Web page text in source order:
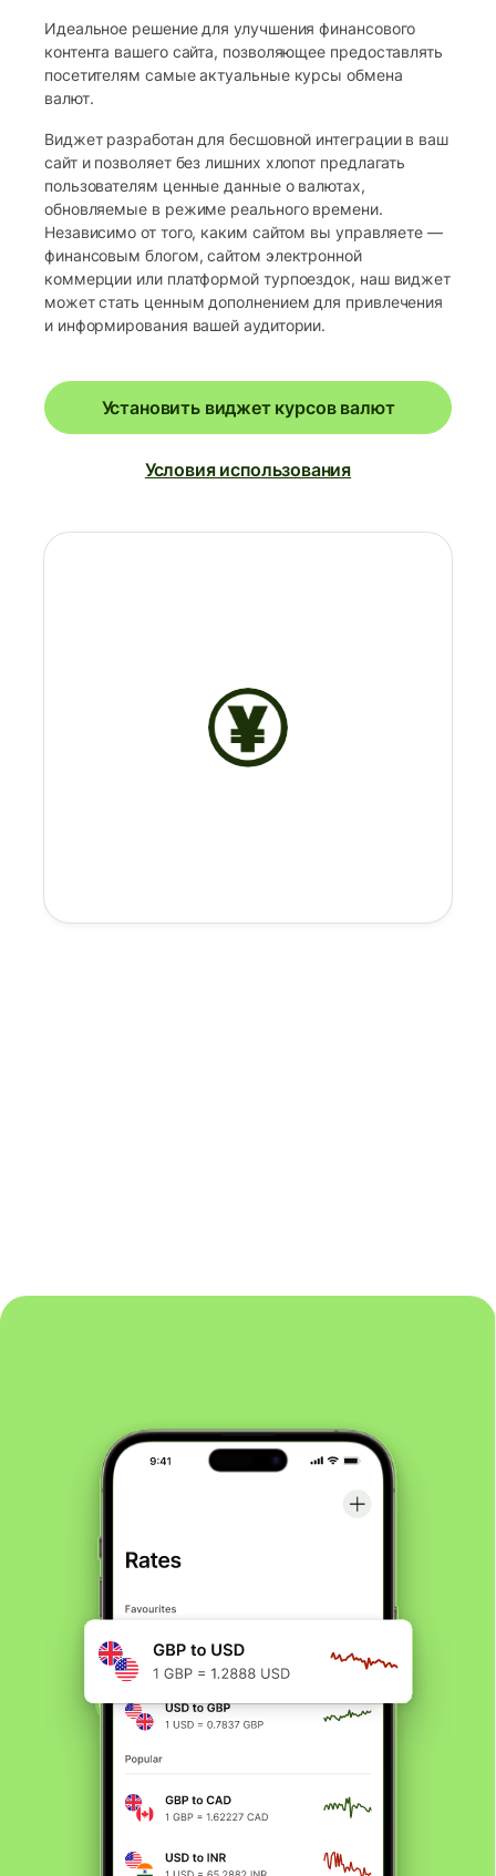
Идеальное решение для улучшения финансового
контента вашего сайта, позволяющее предоставлять
посетителям самые актуальные курсы обмена
валют.
Виджет разработан для бесшовной интеграции в ваш
сайт и позволяет без лишних хлопот предлагать
пользователям ценные данные о валютах,
обновляемые в режиме реального времени.
Независимо от того, каким сайтом вы управляете —
финансовым блогом, сайтом электронной
коммерции или платформой турпоездок, наш виджет
может стать ценным дополнением для привлечения
и информирования вашей аудитории.
Установить виджет курсов валют
Условия использования